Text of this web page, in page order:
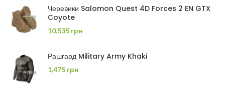
Черевики Salomon Quest 4D Forces 2 EN GTX
Coyote
10,535 грн
Рашгард Military Army Khaki
1,475 грн